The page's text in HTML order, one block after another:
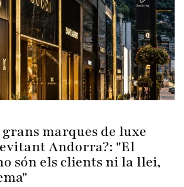
marques de luxe
Andorra?: "El
són els clients ni la llei,